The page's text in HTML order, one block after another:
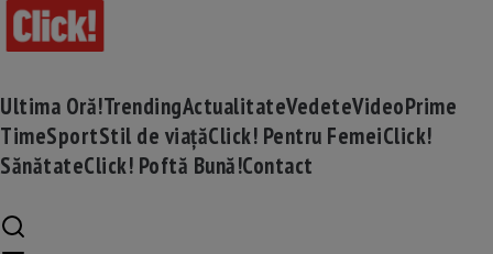
Ultima Oră!TrendingActualitateVedeteVideoPrime
TimeSportStil de viațăClick! Pentru FemeiClick!
SănătateClick! Poftă Bună!Contact